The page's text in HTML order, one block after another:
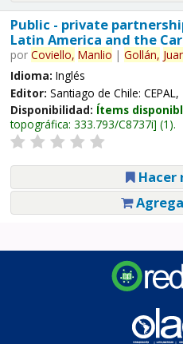
Public - private
Latin America and the
por Coviello, Manlio | Gollán,
Idioma: Inglés
Editor: Santiago de Chile: CEPAL,
Disponibilidad: Ítems
topográfica: 333.793/C8737i (1).
Hacer